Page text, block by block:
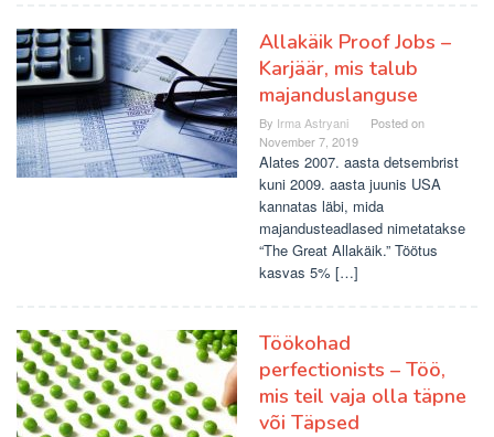
Allakäik Proof Jobs –
Karjäär, mis talub
majanduslanguse
By Irma Astryani
Posted on
November 7, 2019
Alates 2007. aasta detsembrist
kuni 2009. aasta juunis USA
kannatas läbi, mida
majandusteadlased nimetatakse
“The Great Allakäik.” Töötus
kasvas 5% […]
Töökohad
perfectionists – Töö,
mis teil vaja olla täpne
või Täpsed